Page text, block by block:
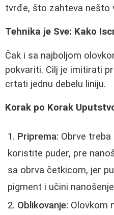
tvrđe, što zahteva nešto
Tehnika je Sve: Kako
Čak i sa najboljom
pokvariti. Cilj je imitirati
crtati jednu debelu liniju.
Korak po Korak
Priprema: Obrve treba
koristite puder, pre
sa obrva četkicom, jer
pigment i učini
Oblikovanje: Olovkom